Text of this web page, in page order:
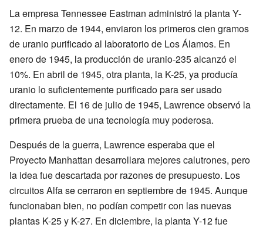
La empresa Tennessee Eastman administró la planta Y-
12. En marzo de 1944, enviaron los primeros cien gramos
de uranio purificado al laboratorio de Los Álamos. En
enero de 1945, la producción de uranio-235 alcanzó el
10%. En abril de 1945, otra planta, la K-25, ya producía
uranio lo suficientemente purificado para ser usado
directamente. El 16 de julio de 1945, Lawrence observó la
primera prueba de una tecnología muy poderosa.
Después de la guerra, Lawrence esperaba que el
Proyecto Manhattan desarrollara mejores calutrones, pero
la idea fue descartada por razones de presupuesto. Los
circuitos Alfa se cerraron en septiembre de 1945. Aunque
funcionaban bien, no podían competir con las nuevas
plantas K-25 y K-27. En diciembre, la planta Y-12 fue